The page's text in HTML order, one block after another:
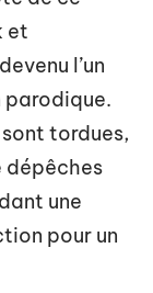
et
l’un
parodique.
tordues,
dépêches
une
pour un